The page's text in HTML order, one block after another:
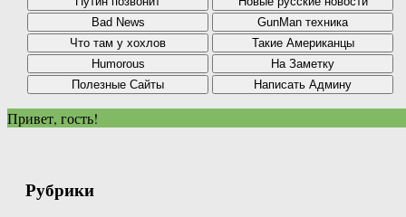
Привет, гость!
Рубрики